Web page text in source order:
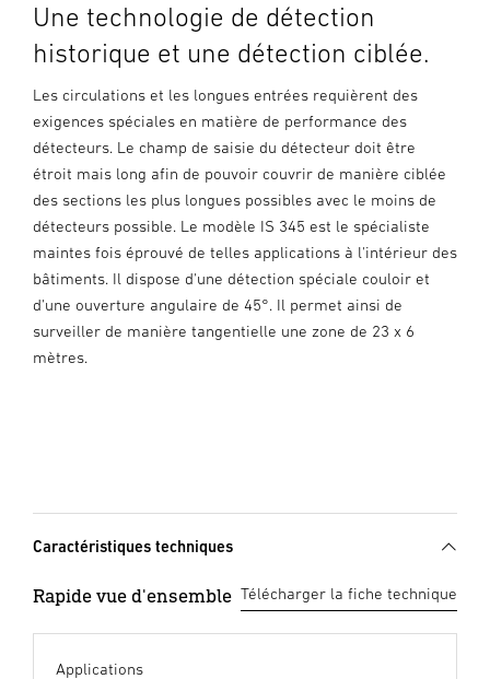
Une technologie de détection
historique et une détection ciblée.
Les circulations et les longues entrées requièrent des
exigences spéciales en matière de performance des
détecteurs. Le champ de saisie du détecteur doit être
étroit mais long afin de pouvoir couvrir de manière ciblée
des sections les plus longues possibles avec le moins de
détecteurs possible. Le modèle IS 345 est le spécialiste
maintes fois éprouvé de telles applications à l'intérieur des
bâtiments. Il dispose d'une détection spéciale couloir et
d'une ouverture angulaire de 45°. Il permet ainsi de
surveiller de manière tangentielle une zone de 23 x 6
mètres.
Caractéristiques techniques
Rapide vue d'ensemble Télécharger la fiche technique
Applications